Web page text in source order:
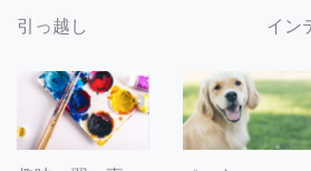
引っ越し イン